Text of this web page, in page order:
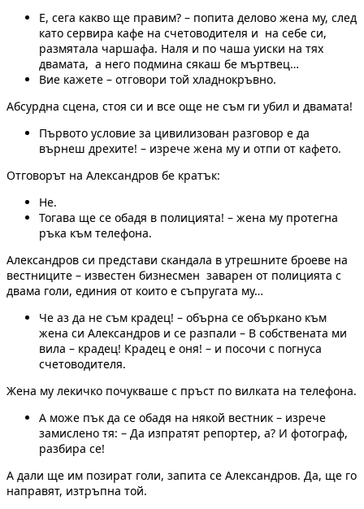
Е, сега какво ще правим? – попита делово жена му, след
като сервира кафе на счетоводителя и на себе си,
размятала чаршафа. Наля и по чаша уиски на тях
двамата, а него подмина сякаш бе мъртвец…
Вие кажете – отговори той хладнокръвно.
Абсурдна сцена, стоя си и все още не съм ги убил и двамата!
Първото условие за цивилизован разговор е да
върнеш дрехите! – изрече жена му и отпи от кафето.
Отговорът на Александров бе кратък:
Не.
Тогава ще се обадя в полицията! – жена му протегна
ръка към телефона.
Александров си представи скандала в утрешните броеве на
вестниците – известен бизнесмен заварен от полицията с
двама голи, единия от които е съпругата му…
Че аз да не съм крадец! – обърна се объркано към
жена си Александров и се разпали – В собствената ми
вила – крадец! Крадец е оня! – и посочи с погнуса
счетоводителя.
Жена му лекичко почукваше с пръст по вилката на телефона.
А може пък да се обадя на някой вестник – изрече
замислено тя: – Да изпратят репортер, а? И фотограф,
разбира се!
А дали ще им позират голи, запита се Александров. Да, ще го
направят, изтръпна той.